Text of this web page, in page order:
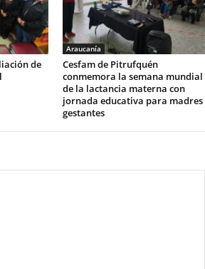
de
Araucanía
Cesfam de Pitrufquén
conmemora la semana mundial
de la lactancia materna con
jornada educativa para madres
gestantes